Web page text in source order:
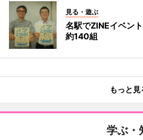
見る・遊ぶ
名駅でZINEイベン
約140組
もっと見
学ぶ・